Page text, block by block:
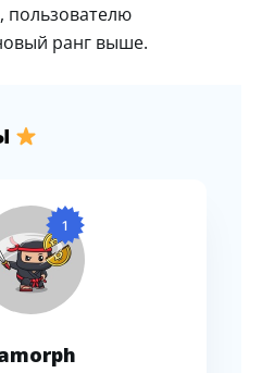
пользователю
ранг выше.
1